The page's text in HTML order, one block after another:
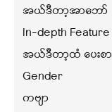
အယ်ဒီတာ့အာဘော်
In-depth Feature
အယ်ဒီတာ့ထံ ပေးစာ
Gender
ကဗျာ